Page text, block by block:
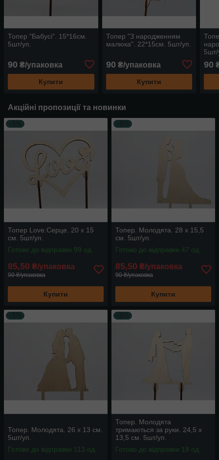
Топер "Бабусі". 15*16см.
5шт/уп.
90 ₴/упаковка
Купити
Топер "З народженням
малюка". 22*15см. 5шт/уп.
90 ₴/упаковка
Купити
90
Акційні пропозиції та новинки
Топер Love.Серце. 20 х 15
см. 5шт/уп.
Готово до відправки 99 од.
85,50 ₴/упаковка
90 ₴/упаковка
Купити
Топер. Молодята. 28 х 15,5
см. 5шт/уп.
Готово до відправки 47 од.
85,50 ₴/упаковка
90 ₴/упаковка
Купити
Топер. Молодята. 26 х 13 см.
5шт/уп.
Готово до відправки 113 од.
Топер. Молодята
тримаються за руки. 24,5 х
13,5 см. 5шт/уп.
Готово до відправки 18 од.